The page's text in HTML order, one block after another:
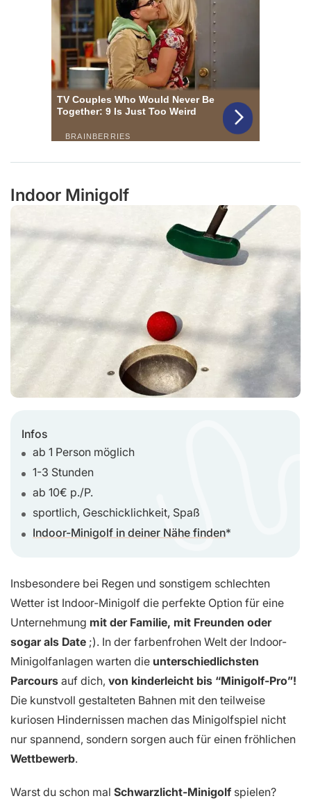
Indoor Minigolf
Infos
ab 1 Person möglich
1-3 Stunden
ab 10€ p./P.
sportlich, Geschicklichkeit, Spaß
Indoor-Minigolf in deiner Nähe finden
Insbesondere bei Regen und sonstigem schlechten
Wetter ist Indoor-Minigolf die perfekte Option für eine
Unternehmung mit der Familie, mit Freunden oder
sogar als Date ;). In der farbenfrohen Welt der Indoor-
Minigolfanlagen warten die unterschiedlichsten
Parcours auf dich, von kinderleicht bis “Minigolf-Pro”!
Die kunstvoll gestalteten Bahnen mit den teilweise
kuriosen Hindernissen machen das Minigolfspiel nicht
nur spannend, sondern sorgen auch für einen fröhlichen
Wettbewerb.
Warst du schon mal Schwarzlicht-Minigolf spielen?